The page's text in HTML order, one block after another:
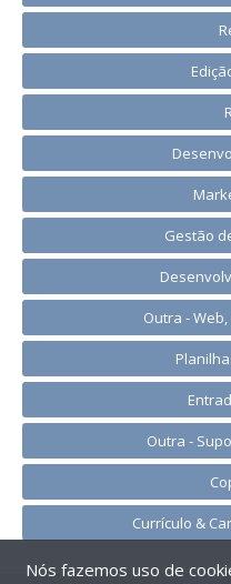
Gestão
Outra -
Outra -
Currículo &
Nós fazemos uso de